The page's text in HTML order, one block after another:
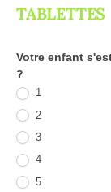
TABLETTES
Votre enfant
?
1
2
3
4
5